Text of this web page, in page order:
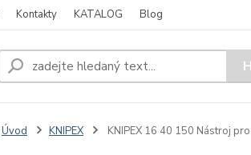
Kontakty KATALOG Blog
Úvod KNIPEX KNIPEX 16 40 150 Nástroj